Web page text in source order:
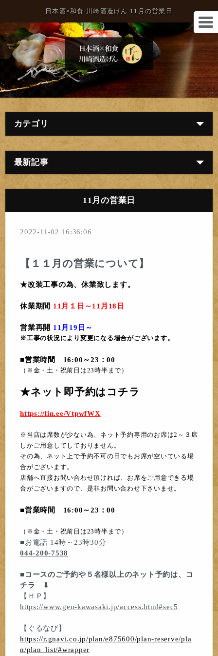
日本酒×和食 川崎酒造げん 11月の営業日
カテゴリ
最新記事
11月の営業日
2022-11-02 16:36:06
【１１月の営業について】
★改装工事の為、休業致します。
休業期間 11月１日～11月18日
営業再開 11月19日～
※工事の状況により変更になる場合がございます。
■営業時間 16:00～23：00
（※金・土・祝前日は23時半まで）
★ネット即予約はコチラ
https://lin.ee/VtpwfWX
※当店は席数が少ない為、ネット予約専用のお席は2～３席
しかご用意してしておりません。
その為、ネット上で予約不可の日でもお席が空いている場
合がございます。
店舗へ直接お問い合わせ頂ければ、お席をご用意できる場
合がございますので、是非お問い合わせ下さいませ。
■営業時間 16:00～23：00
（※金・土・祝前日は23時半まで）
■お電話 14時～23時30分
044-200-7538
■コースのご予約や５名様以上のネット予約は、コ
チラ ⇓
【ＨＰ】
https://www.gen-kawasaki.jp/access.html#sec5
【ぐるなび】
https://r.gnavi.co.jp/plan/e875600/plan-reserve/pla
n/plan_list/#wrapper